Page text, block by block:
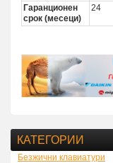
Гаранционен
срок (месеци)
24
КАТЕГОРИИ
Безжични клавиатури